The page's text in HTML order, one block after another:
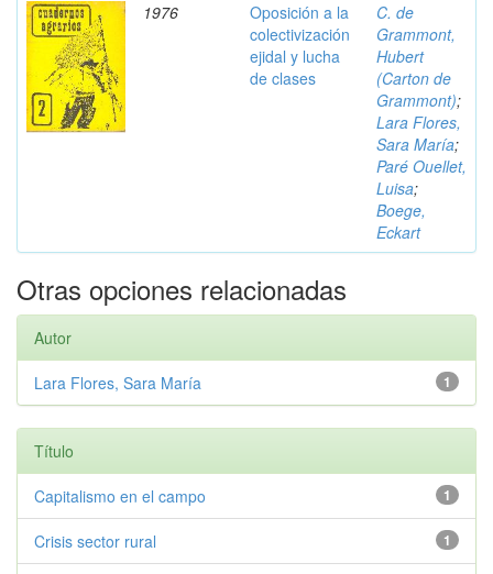
1976
Oposición a la
colectivización
ejidal y lucha
de clases
C. de
Grammont,
Hubert
(Carton de
Grammont);
Lara Flores,
Sara María;
Paré Ouellet,
Luisa;
Boege,
Eckart
Otras opciones relacionadas
Autor
1
Lara Flores, Sara María
Título
1
Capitalismo en el campo
1
Crisis sector rural